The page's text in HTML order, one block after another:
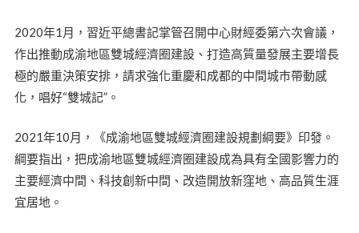
2020年1月，習近平總書記掌管召開中心財經委第六次會議，
作出推動成渝地區雙城經濟圈建設、打造高質量發展主要增長
極的嚴重決策安排，請求強化重慶和成都的中間城市帶動感
化，唱好“雙城記”。
2021年10月，《成渝地區雙城經濟圈建設規劃綱要》印發。
綱要指出，把成渝地區雙城經濟圈建設成為具有全國影響力的
主要經濟中間、科技創新中間、改造開放新窪地、高品質生涯
宜居地。